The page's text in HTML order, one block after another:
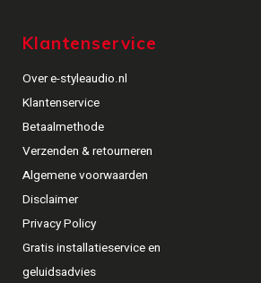
Klantenservice
Over e-styleaudio.nl
Klantenservice
Betaalmethode
Verzenden & retourneren
Algemene voorwaarden
Disclaimer
Privacy Policy
Gratis installatieservice en
geluidsadvies